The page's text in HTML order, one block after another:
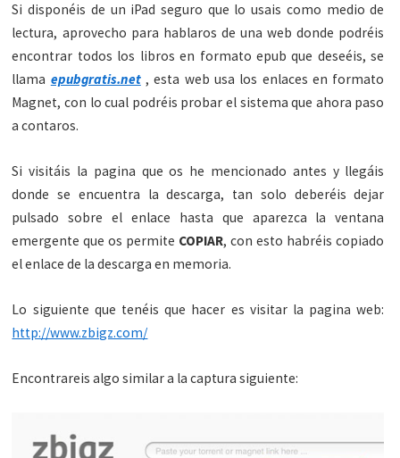
Si disponéis de un iPad seguro que lo usais como medio de
lectura, aprovecho para hablaros de una web donde podréis
encontrar todos los libros en formato epub que deseéis, se
llama epubgratis.net, esta web usa los enlaces en formato
Magnet, con lo cual podréis probar el sistema que ahora paso
a contaros.
Si visitáis la pagina que os he mencionado antes y llegáis
donde se encuentra la descarga, tan solo deberéis dejar
pulsado sobre el enlace hasta que aparezca la ventana
emergente que os permite COPIAR, con esto habréis copiado
el enlace de la descarga en memoria.
Lo siguiente que tenéis que hacer es visitar la pagina web:
http://www.zbigz.com/
Encontrareis algo similar a la captura siguiente: